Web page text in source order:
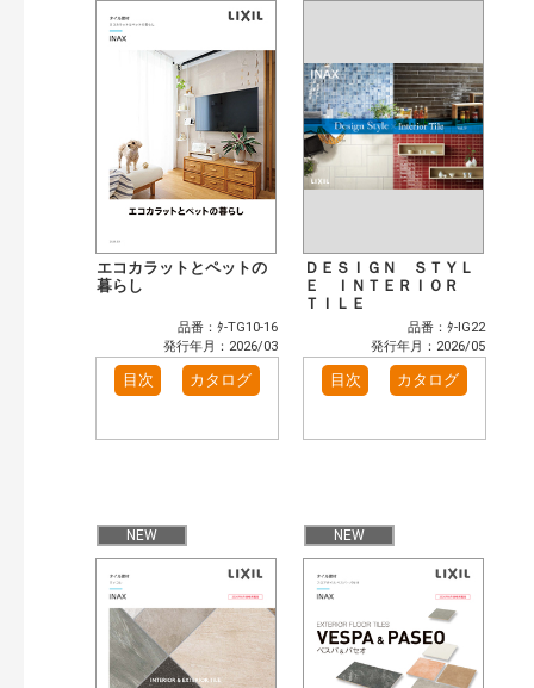
エコカラットとペットの
暮らし
品番：ﾀ-TG10-16
発行年月：2026/03
目次 カタログ
ＤＥＳＩＧＮ ＳＴＹＬ
Ｅ ＩＮＴＥＲＩＯＲ
ＴＩＬＥ
品番：ﾀ-IG22
発行年月：2026/05
目次 カタログ
NEW NEW